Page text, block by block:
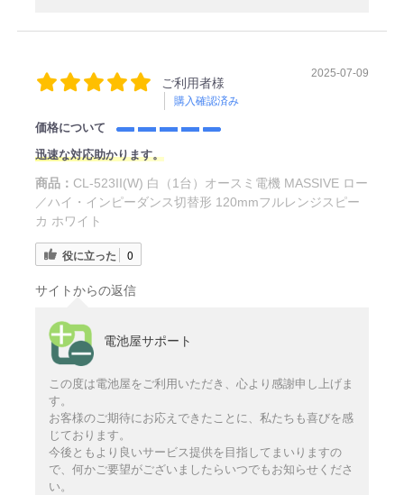
ご利用者様
購入確認済み
2025-07-09
価格について
迅速な対応助かります。
商品： CL-523II(W) 白（1台）オースミ電機 MASSIVE ロー
／ハイ・インピーダンス切替形 120mmフルレンジスピー
カ ホワイト
役に立った 0
サイトからの返信
電池屋サポート
この度は電池屋をご利用いただき、心より感謝申し上げま
す。
お客様のご期待にお応えできたことに、私たちも喜びを感
じております。
今後ともより良いサービス提供を目指してまいりますの
で、何かご要望がございましたらいつでもお知らせくださ
い。